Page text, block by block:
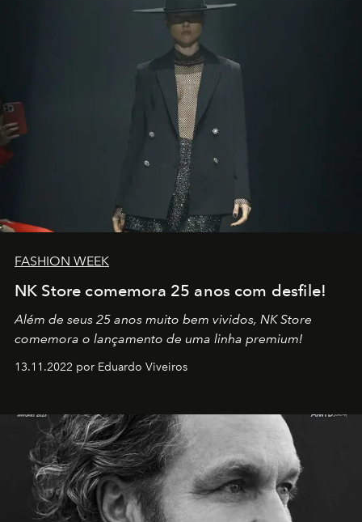
FASHION WEEK
NK Store comemora 25 anos com desfile!
Além de seus 25 anos muito bem vividos, NK Store
comemora o lançamento de uma linha premium!
13.11.2022 por Eduardo Viveiros